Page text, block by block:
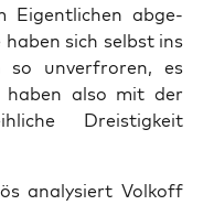
Eigent­li­chen abge­
sich selbst ins
so unver­fro­ren, es
haben also mit der
Dreis­tig­keit
ana­ly­siert Vol­koff